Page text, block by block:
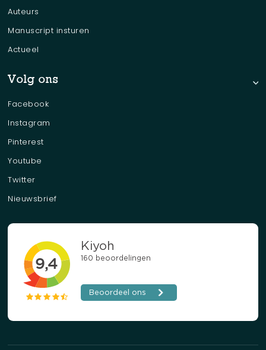
Auteurs
Manuscript insturen
Actueel
Volg ons
Facebook
Instagram
Pinterest
Youtube
Twitter
Nieuwsbrief